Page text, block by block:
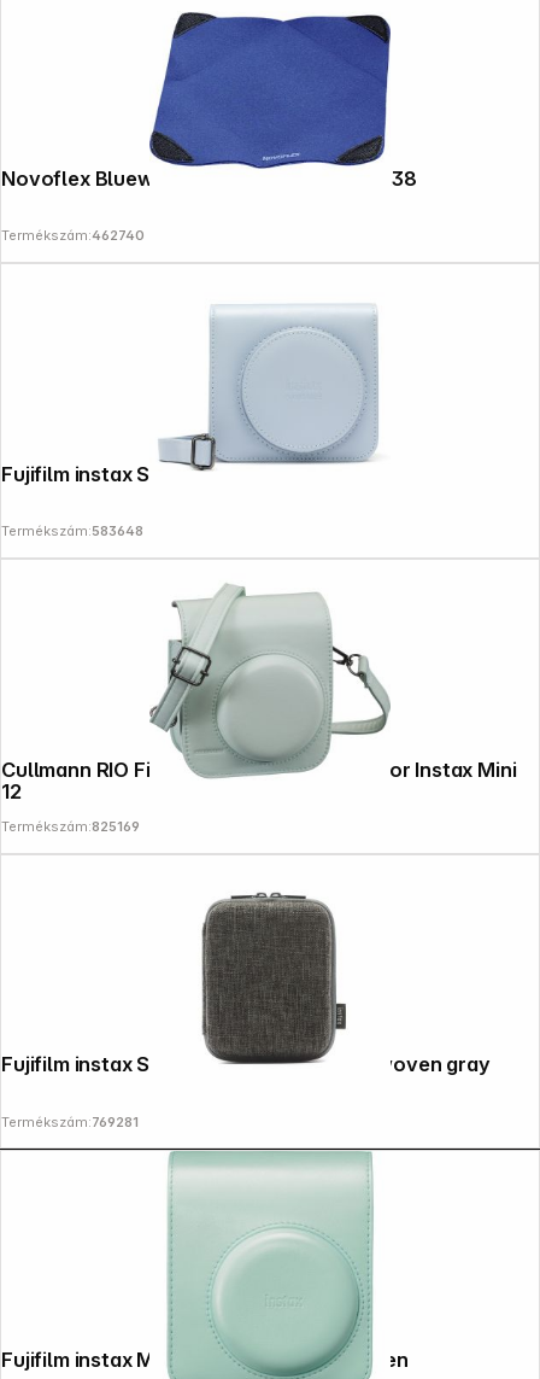
Novoflex Bluewrap - Stretch Wrap L 38X38
Termékszám:462740
Termékszám:583648
Cullmann RIO Fit 120 green Camera bag for Instax Mini
12
Termékszám:825169
Fujifilm instax Square Link Printer Case woven gray
Termékszám:769281
Fujifilm instax Mini 13 Tasche lagoon green